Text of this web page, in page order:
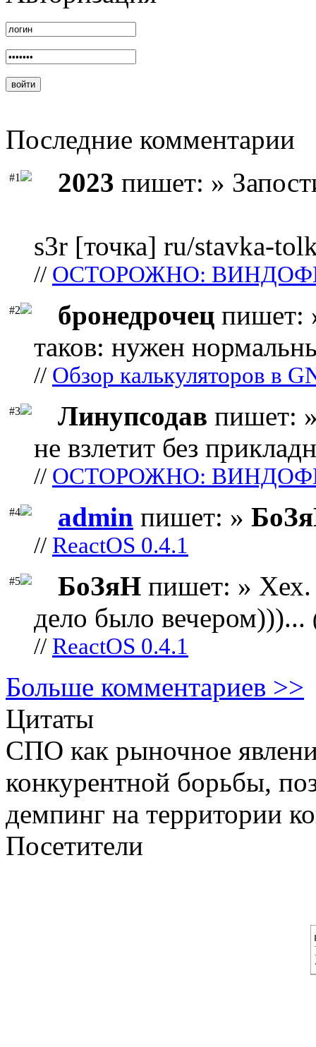
Последние комментарии
#1 2023 пишет: »
s3r [точка] ru/stavka-
// ОСТОРОЖНО:
#2 бронедрочец пишет:
таков: нужен
// Обзор калькуляторов в
#3 Линупсодав пишет:
не взлетит без
// ОСТОРОЖНО:
#4 admin пишет: »
// ReactOS 0.4.1
#5 БоЗяН пишет: » Хех.
дело было вечером)))...
// ReactOS 0.4.1
Больше комментариев >>
Цитаты
СПО как рыночное
конкурентной борьбы,
демпинг на территории
Посетители